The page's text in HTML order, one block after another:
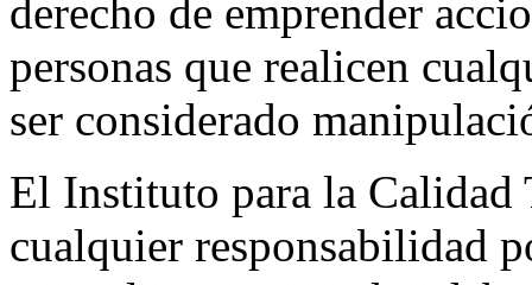
derecho de emprender
personas que realicen
ser considerado
El Instituto para la Calidad
cualquier responsabilidad